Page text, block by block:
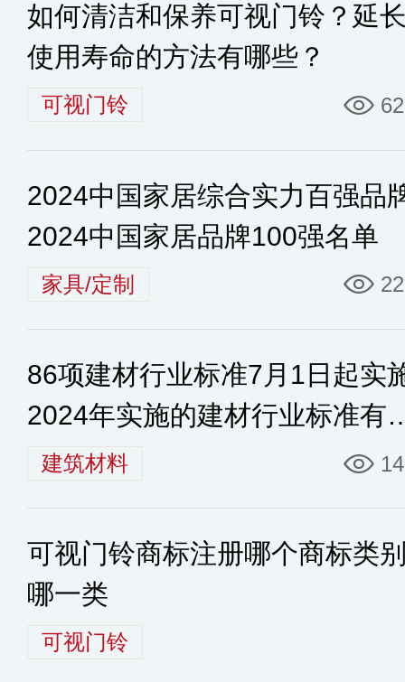
如何清洁和保养可视门铃？延
使用寿命的方法有哪些？
可视门铃 62
2024中国家居综合实力百强品
2024中国家居品牌100强名单
家具/定制
86项建材行业标准7月1日起实
2024年实施的建材行业标准有
些建筑材料
可视门铃商标注册哪个商标类
哪一类
可视门铃